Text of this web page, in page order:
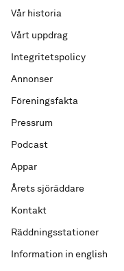
Vår historia
Vårt uppdrag
Integritetspolicy
Annonser
Föreningsfakta
Pressrum
Podcast
Appar
Årets sjöräddare
Kontakt
Räddningsstationer
Information in english